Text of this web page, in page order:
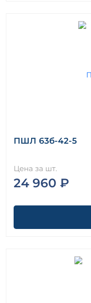
ПШЛ 63б-42-5
Цена за шт.
24 960 ₽